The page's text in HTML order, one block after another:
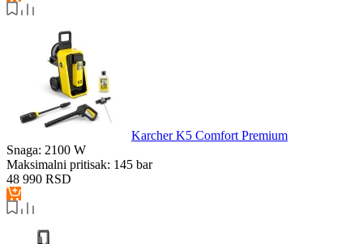
Karcher K5 Comfort Premium
Snaga: 2100 W
Maksimalni pritisak: 145 bar
48 990 RSD